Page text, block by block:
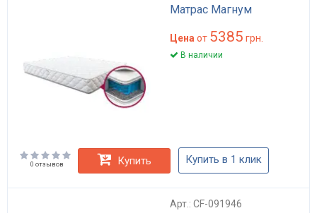
Матрас Магнум
Цена от 5385 грн.
В наличии
0 отзывов Купить Купить в 1 клик
Арт.: CF-091946